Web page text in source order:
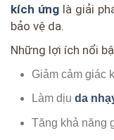
kích ứng là giải
bảo vệ da.
Những lợi ích nổi
Giảm cảm giác
Làm dịu da
Tăng khả năng